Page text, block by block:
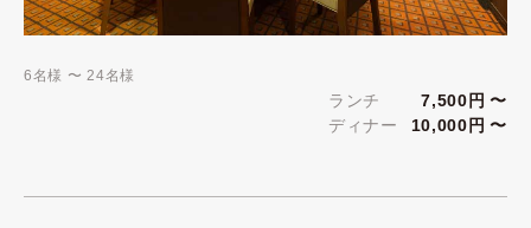
6名様 〜 24名様
ランチ
7,500円 〜
ディナー
10,000円 〜